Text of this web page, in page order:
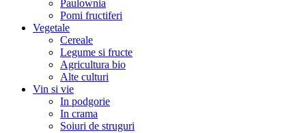
Paulownia
Pomi fructiferi
Vegetale
Cereale
Legume si fructe
Agricultura bio
Alte culturi
Vin si vie
In podgorie
In crama
Soiuri de struguri